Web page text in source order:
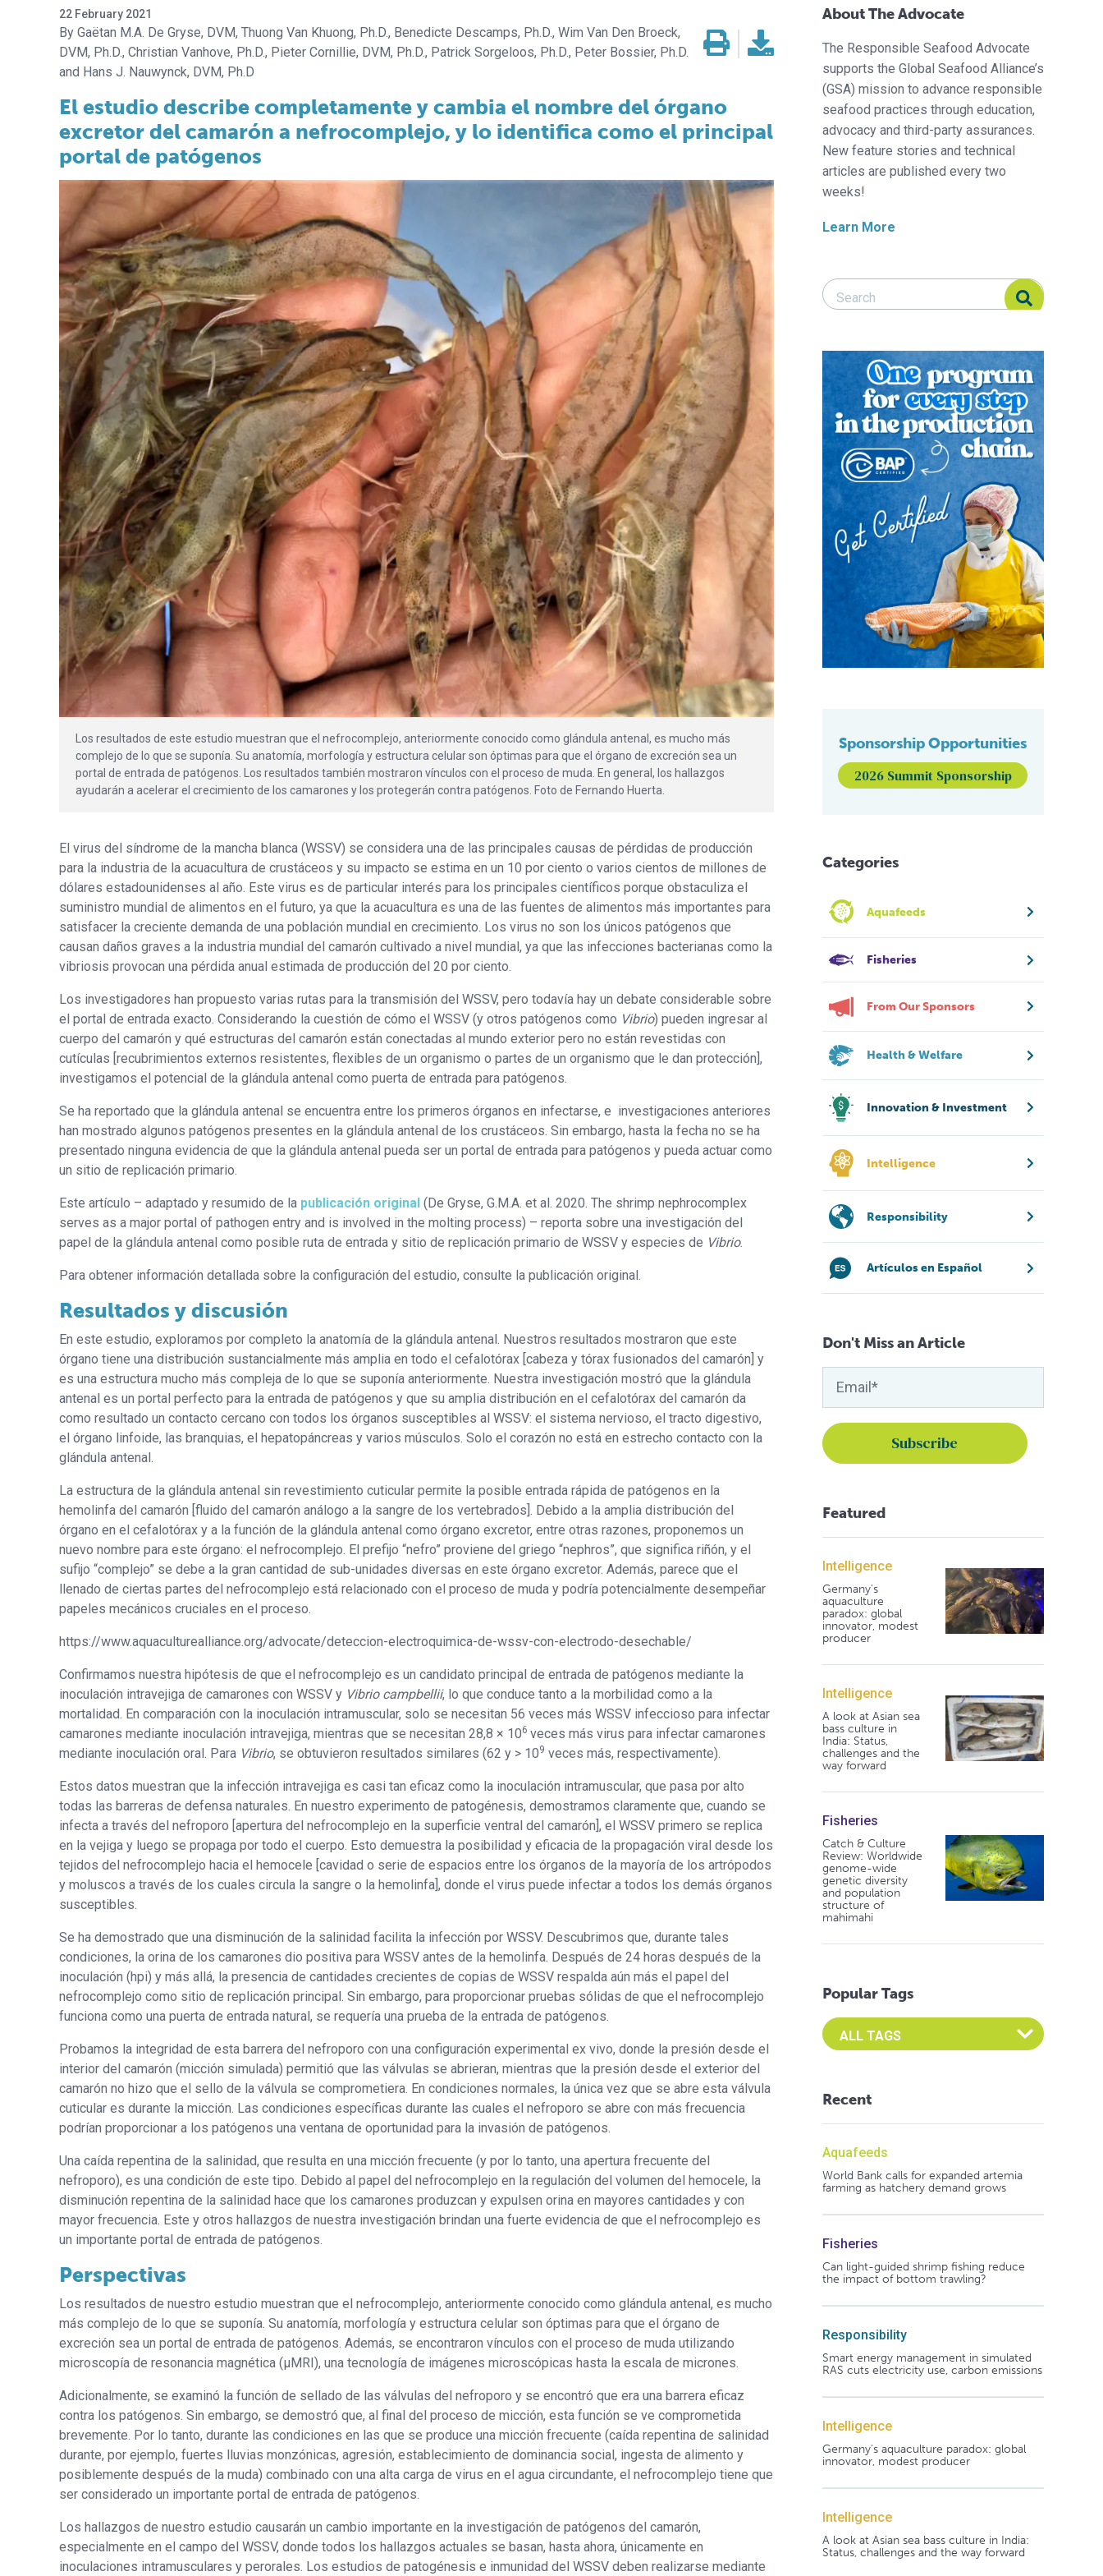
22 February 2021
Gaëtan M.A. De Gryse, DVM Thuong Van Khuong, Ph.D. Benedicte Descamps, Ph.D. Wim Van Den Broeck,
DVM, Ph.D. Christian Vanhove, Ph.D. Pieter Cornillie, DVM, Ph.D. Patrick Sorgeloos, Ph.D. Peter Bossier, Ph.D.
Hans J. Nauwynck, DVM, Ph.D
El estudio describe completamente y cambia el nombre del órgano
excretor del camarón a nefrocomplejo, y lo identifica como el principal
portal de patógenos
Los resultados de este estudio muestran que el nefrocomplejo, anteriormente conocido como glándula antenal, es mucho más
complejo de lo que se suponía. Su anatomía, morfología y estructura celular son óptimas para que el órgano de excreción sea un
portal de entrada de patógenos. Los resultados también mostraron vínculos con el proceso de muda. En general, los hallazgos
ayudarán a acelerar el crecimiento de los camarones y los protegerán contra patógenos. Foto de Fernando Huerta.
El virus del síndrome de la mancha blanca (WSSV) se considera una de las principales causas de pérdidas de producción
para la industria de la acuacultura de crustáceos y su impacto se estima en un 10 por ciento o varios cientos de millones de
dólares estadounidenses al año. Este virus es de particular interés para los principales científicos porque obstaculiza el
suministro mundial de alimentos en el futuro, ya que la acuacultura es una de las fuentes de alimentos más importantes para
satisfacer la creciente demanda de una población mundial en crecimiento. Los virus no son los únicos patógenos que
causan daños graves a la industria mundial del camarón cultivado a nivel mundial, ya que las infecciones bacterianas como la
vibriosis provocan una pérdida anual estimada de producción del 20 por ciento.
Los investigadores han propuesto varias rutas para la transmisión del WSSV, pero todavía hay un debate considerable sobre
el portal de entrada exacto. Considerando la cuestión de cómo el WSSV (y otros patógenos como Vibrio) pueden ingresar al
cuerpo del camarón y qué estructuras del camarón están conectadas al mundo exterior pero no están revestidas con
cutículas [recubrimientos externos resistentes, flexibles de un organismo o partes de un organismo que le dan protección],
investigamos el potencial de la glándula antenal como puerta de entrada para patógenos.
Se ha reportado que la glándula antenal se encuentra entre los primeros órganos en infectarse, e investigaciones anteriores
han mostrado algunos patógenos presentes en la glándula antenal de los crustáceos. Sin embargo, hasta la fecha no se ha
presentado ninguna evidencia de que la glándula antenal pueda ser un portal de entrada para patógenos y pueda actuar como
un sitio de replicación primario.
Este artículo – adaptado y resumido de la publicación original (De Gryse, G.M.A. et al. 2020. The shrimp nephrocomplex
serves as a major portal of pathogen entry and is involved in the molting process) – reporta sobre una investigación del
papel de la glándula antenal como posible ruta de entrada y sitio de replicación primario de WSSV y especies de Vibrio.
Para obtener información detallada sobre la configuración del estudio, consulte la publicación original.
Resultados y discusión
En este estudio, exploramos por completo la anatomía de la glándula antenal. Nuestros resultados mostraron que este
órgano tiene una distribución sustancialmente más amplia en todo el cefalotórax [cabeza y tórax fusionados del camarón] y
es una estructura mucho más compleja de lo que se suponía anteriormente. Nuestra investigación mostró que la glándula
antenal es un portal perfecto para la entrada de patógenos y que su amplia distribución en el cefalotórax del camarón da
como resultado un contacto cercano con todos los órganos susceptibles al WSSV: el sistema nervioso, el tracto digestivo,
el órgano linfoide, las branquias, el hepatopáncreas y varios músculos. Solo el corazón no está en estrecho contacto con la
glándula antenal.
La estructura de la glándula antenal sin revestimiento cuticular permite la posible entrada rápida de patógenos en la
hemolinfa del camarón [fluido del camarón análogo a la sangre de los vertebrados]. Debido a la amplia distribución del
órgano en el cefalotórax y a la función de la glándula antenal como órgano excretor, entre otras razones, proponemos un
nuevo nombre para este órgano: el nefrocomplejo. El prefijo “nefro” proviene del griego “nephros”, que significa riñón, y el
sufijo “complejo” se debe a la gran cantidad de sub-unidades diversas en este órgano excretor. Además, parece que el
llenado de ciertas partes del nefrocomplejo está relacionado con el proceso de muda y podría potencialmente desempeñar
papeles mecánicos cruciales en el proceso.
https://www.aquaculturealliance.org/advocate/deteccion-electroquimica-de-wssv-con-electrodo-desechable/
Confirmamos nuestra hipótesis de que el nefrocomplejo es un candidato principal de entrada de patógenos mediante la
inoculación intravejiga de camarones con WSSV y Vibrio campbellii, lo que conduce tanto a la morbilidad como a la
mortalidad. En comparación con la inoculación intramuscular, solo se necesitan 56 veces más WSSV infeccioso para infectar
camarones mediante inoculación intravejiga, mientras que se necesitan 28,8 × 106 veces más virus para infectar camarones
mediante inoculación oral. Para Vibrio, se obtuvieron resultados similares (62 y > 109 veces más, respectivamente).
Estos datos muestran que la infección intravejiga es casi tan eficaz como la inoculación intramuscular, que pasa por alto
todas las barreras de defensa naturales. En nuestro experimento de patogénesis, demostramos claramente que, cuando se
infecta a través del nefroporo [apertura del nefrocomplejo en la superficie ventral del camarón], el WSSV primero se replica
en la vejiga y luego se propaga por todo el cuerpo. Esto demuestra la posibilidad y eficacia de la propagación viral desde los
tejidos del nefrocomplejo hacia el hemocele [cavidad o serie de espacios entre los órganos de la mayoría de los artrópodos
y moluscos a través de los cuales circula la sangre o la hemolinfa], donde el virus puede infectar a todos los demás órganos
susceptibles.
Se ha demostrado que una disminución de la salinidad facilita la infección por WSSV. Descubrimos que, durante tales
condiciones, la orina de los camarones dio positiva para WSSV antes de la hemolinfa. Después de 24 horas después de la
inoculación (hpi) y más allá, la presencia de cantidades crecientes de copias de WSSV respalda aún más el papel del
nefrocomplejo como sitio de replicación principal. Sin embargo, para proporcionar pruebas sólidas de que el nefrocomplejo
funciona como una puerta de entrada natural, se requería una prueba de la entrada de patógenos.
Probamos la integridad de esta barrera del nefroporo con una configuración experimental ex vivo, donde la presión desde el
interior del camarón (micción simulada) permitió que las válvulas se abrieran, mientras que la presión desde el exterior del
camarón no hizo que el sello de la válvula se comprometiera. En condiciones normales, la única vez que se abre esta válvula
cuticular es durante la micción. Las condiciones específicas durante las cuales el nefroporo se abre con más frecuencia
podrían proporcionar a los patógenos una ventana de oportunidad para la invasión de patógenos.
Una caída repentina de la salinidad, que resulta en una micción frecuente (y por lo tanto, una apertura frecuente del
nefroporo), es una condición de este tipo. Debido al papel del nefrocomplejo en la regulación del volumen del hemocele, la
disminución repentina de la salinidad hace que los camarones produzcan y expulsen orina en mayores cantidades y con
mayor frecuencia. Este y otros hallazgos de nuestra investigación brindan una fuerte evidencia de que el nefrocomplejo es
un importante portal de entrada de patógenos.
Perspectivas
Los resultados de nuestro estudio muestran que el nefrocomplejo, anteriormente conocido como glándula antenal, es mucho
más complejo de lo que se suponía. Su anatomía, morfología y estructura celular son óptimas para que el órgano de
excreción sea un portal de entrada de patógenos. Además, se encontraron vínculos con el proceso de muda utilizando
microscopía de resonancia magnética (μMRI), una tecnología de imágenes microscópicas hasta la escala de micrones.
Adicionalmente, se examinó la función de sellado de las válvulas del nefroporo y se encontró que era una barrera eficaz
contra los patógenos. Sin embargo, se demostró que, al final del proceso de micción, esta función se ve comprometida
brevemente. Por lo tanto, durante las condiciones en las que se produce una micción frecuente (caída repentina de salinidad
durante, por ejemplo, fuertes lluvias monzónicas, agresión, establecimiento de dominancia social, ingesta de alimento y
posiblemente después de la muda) combinado con una alta carga de virus en el agua circundante, el nefrocomplejo tiene que
ser considerado un importante portal de entrada de patógenos.
Los hallazgos de nuestro estudio causarán un cambio importante en la investigación de patógenos del camarón,
especialmente en el campo del WSSV, donde todos los hallazgos actuales se basan, hasta ahora, únicamente en
inoculaciones intramusculares y perorales. Los estudios de patogénesis e inmunidad del WSSV deben realizarse mediante
About The Advocate
The Responsible Seafood Advocate
supports the Global Seafood Alliance’s
(GSA) mission to advance responsible
seafood practices through education,
advocacy and third-party assurances.
New feature stories and technical
articles are published every two
weeks!
Learn More
Search Responsible Seafood Advocate
Search Responsible Seafood Advocate
Sponsorship Opportunities
2026 Summit Sponsorship
Categories
Aquafeeds
Fisheries
From Our Sponsors
Health & Welfare
Innovation & Investment
Intelligence
Responsibility
Artículos en Español
Don't Miss an Article
Featured
Intelligence
Germany's
aquaculture
paradox: global
innovator, modest
producer
Intelligence
A look at Asian sea
bass culture in
India: Status,
challenges and the
way forward
Fisheries
Catch & Culture
Review: Worldwide
genome-wide
genetic diversity
and population
structure of
mahimahi
Popular Tags
Select an Advocate Tag to view it's posts
Recent
Aquafeeds
World Bank calls for expanded artemia
farming as hatchery demand grows
Fisheries
Can light-guided shrimp fishing reduce
the impact of bottom trawling?
Responsibility
Smart energy management in simulated
RAS cuts electricity use, carbon emissions
Intelligence
Germany's aquaculture paradox: global
innovator, modest producer
Intelligence
A look at Asian sea bass culture in India:
Status, challenges and the way forward